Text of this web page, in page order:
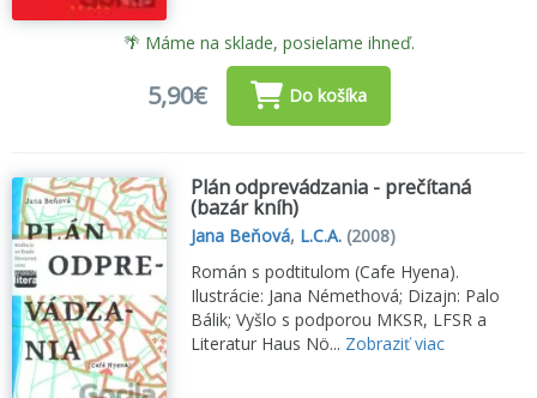
🌴 Máme na sklade, posielame ihneď.
5,90€ Do košíka
Plán odprevádzania - prečítaná
(bazár kníh)
Jana Beňová, L.C.A. (2008)
Román s podtitulom (Cafe Hyena).
Ilustrácie: Jana Némethová; Dizajn: Palo
Bálik; Vyšlo s podporou MKSR, LFSR a
Literatur Haus Nö... Zobraziť viac